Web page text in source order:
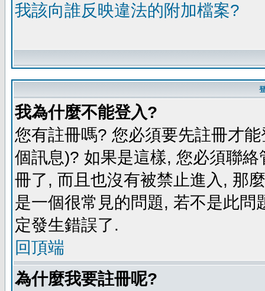
我該向誰反映違法的附加檔案?
我為什麼不能登入?
您有註冊嗎? 您必須要先註冊才
個訊息)? 如果是這樣, 您必須聯
冊了, 而且也沒有被禁止進入, 那
是一個很常見的問題, 若不是此
定發生錯誤了.
回頂端
為什麼我要註冊呢?